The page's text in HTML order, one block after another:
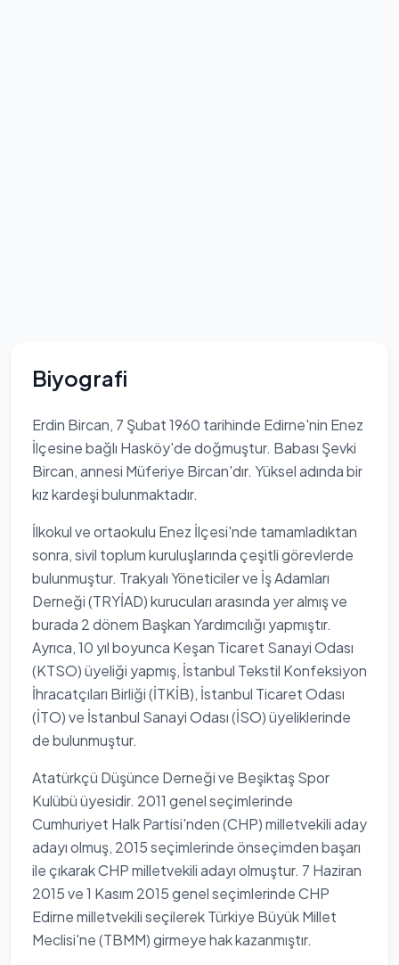
Biyografi
Erdin Bircan, 7 Şubat 1960 tarihinde Edirne'nin Enez
İlçesine bağlı Hasköy'de doğmuştur. Babası Şevki
Bircan, annesi Müferiye Bircan'dır. Yüksel adında bir
kız kardeşi bulunmaktadır.
İlkokul ve ortaokulu Enez İlçesi'nde tamamladıktan
sonra, sivil toplum kuruluşlarında çeşitli görevlerde
bulunmuştur. Trakyalı Yöneticiler ve İş Adamları
Derneği (TRYİAD) kurucuları arasında yer almış ve
burada 2 dönem Başkan Yardımcılığı yapmıştır.
Ayrıca, 10 yıl boyunca Keşan Ticaret Sanayi Odası
(KTSO) üyeliği yapmış, İstanbul Tekstil Konfeksiyon
İhracatçıları Birliği (İTKİB), İstanbul Ticaret Odası
(İTO) ve İstanbul Sanayi Odası (İSO) üyeliklerinde
de bulunmuştur.
Atatürkçü Düşünce Derneği ve Beşiktaş Spor
Kulübü üyesidir. 2011 genel seçimlerinde
Cumhuriyet Halk Partisi'nden (CHP) milletvekili aday
adayı olmuş, 2015 seçimlerinde önseçimden başarı
ile çıkarak CHP milletvekili adayı olmuştur. 7 Haziran
2015 ve 1 Kasım 2015 genel seçimlerinde CHP
Edirne milletvekili seçilerek Türkiye Büyük Millet
Meclisi'ne (TBMM) girmeye hak kazanmıştır.